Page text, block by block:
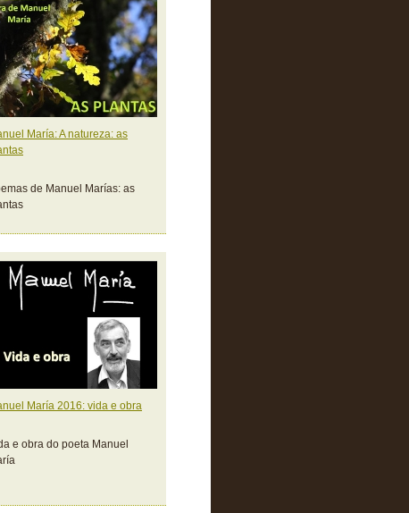
María: A natureza: as
de Manuel Marías: as
María 2016: vida e obra
e obra do poeta Manuel